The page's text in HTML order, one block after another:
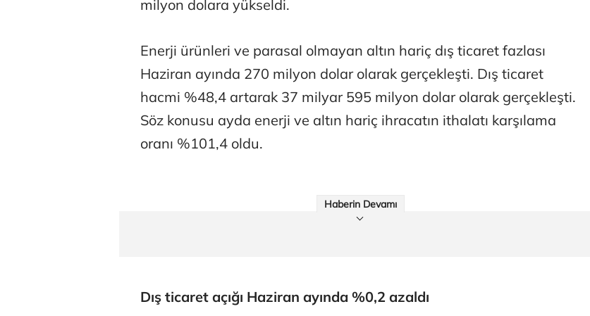
milyon dolara yükseldi.
Enerji ürünleri ve parasal olmayan altın hariç dış ticaret fazlası
Haziran ayında 270 milyon dolar olarak gerçekleşti. Dış ticaret
hacmi %48,4 artarak 37 milyar 595 milyon dolar olarak gerçekleşti.
Söz konusu ayda enerji ve altın hariç ihracatın ithalatı karşılama
oranı %101,4 oldu.
Haberin Devamı
Dış ticaret açığı Haziran ayında %0,2 azaldı